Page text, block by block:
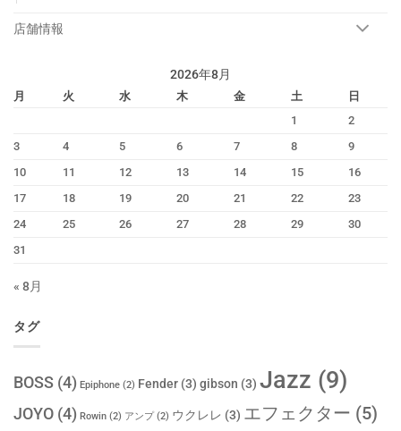
店舗情報
2026年8月
月 火 水 木 金 土
日
1
2
3
4 5 6 7 8
9
10
11 12 13 14 15
16
17
18 19 20 21 22
23
24
25 26 27 28 29
30
31
« 8月
タグ
BOSS (4) Epiphone (2) Fender (3) gibson (3) Jazz (9)
JOYO (4) Rowin (2) アンプ(2) ウクレレ (3) エフェクター (5)